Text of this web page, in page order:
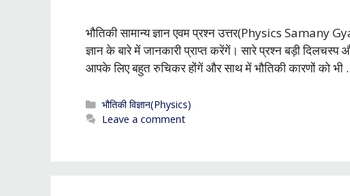
भौतिकी सामान्य ज्ञान एवम प्रश्न उत्तर(Physics Samany
ज्ञान के बारे में जानकारी प्राप्त करेंगें। सारे प्रश्न बड़ी
आपके लिए बहुत रुचिकर होंगें और साथ में भौतिकी कारणों को भी
Categories
भौतिकी विज्ञान(Physics)
Leave a comment